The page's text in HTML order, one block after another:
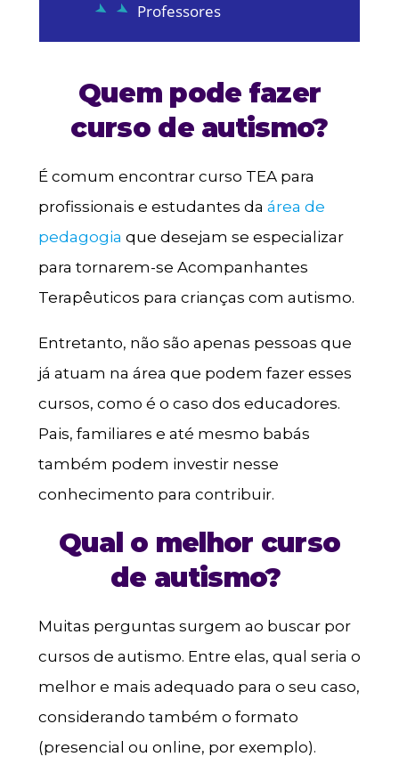
Professores
Quem pode fazer
curso de autismo?
É comum encontrar curso TEA para
profissionais e estudantes da área de
pedagogia que desejam se especializar
para tornarem-se Acompanhantes
Terapêuticos para crianças com autismo.
Entretanto, não são apenas pessoas que
já atuam na área que podem fazer esses
cursos, como é o caso dos educadores.
Pais, familiares e até mesmo babás
também podem investir nesse
conhecimento para contribuir.
Qual o melhor curso
de autismo?
Muitas perguntas surgem ao buscar por
cursos de autismo. Entre elas, qual seria o
melhor e mais adequado para o seu caso,
considerando também o formato
(presencial ou online, por exemplo).